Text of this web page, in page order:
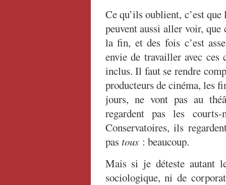
Ce qu’ils oublient, c’est
peuvent aussi aller voir, que
la fin, et des fois c’est
envie de travailler avec
inclus. Il faut se rendre
producteurs de cinéma, les
jours, ne vont pas au
regardent pas les
Conservatoires, ils
pas tous: beaucoup.
Mais si je déteste autant
sociologique, ni de